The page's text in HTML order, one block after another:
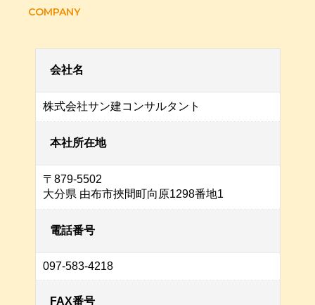
COMPANY
会社名
株式会社サン建コンサルタント
本社所在地
〒879-5502
大分県 由布市挾間町向原1298番地1
電話番号
097-583-4218
FAX番号